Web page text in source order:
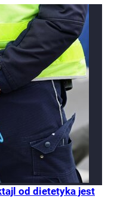
od dietetyka jest